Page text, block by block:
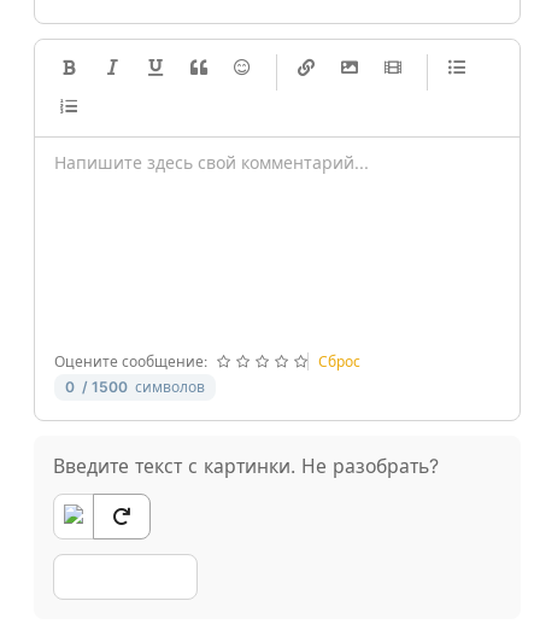
-
-
-
-
-
Оцените сообщение:
Сброс
0 / 1500 символов
Введите текст с картинки. Не разобрать?